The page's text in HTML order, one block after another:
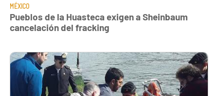
MÉXICO
Pueblos de la Huasteca exigen a Sheinbaum
cancelación del fracking